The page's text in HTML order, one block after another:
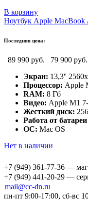
В корзину
Ноутбук Apple
Последняя цена:
89 990 руб.
79 900 руб.
Экран: 13,3''
Процессор: Apple
RAM: 8 Гб
Видео: Apple M1
Жесткий диск:
Работа от
ОС: Mac OS
Нет в наличии
+7 (949) 361-77-36 —
+7 (949) 441-20-29 —
mail@cc-dn.ru
пн-пт 9:00-17:00, сб-вс